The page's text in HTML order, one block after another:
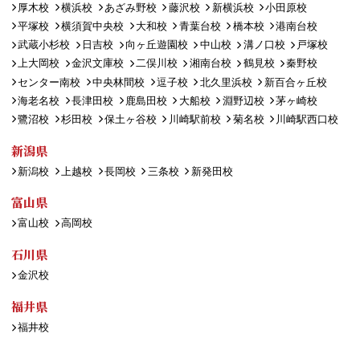
厚木校 横浜校 あざみ野校 藤沢校 新横浜校
小田原校
平塚校
横須賀中央校 大和校 青葉台校 橋本校
港南台校
武蔵小杉校
日吉校 向ヶ丘遊園校 中山校 溝ノ口校
戸塚校
上大岡校
金沢文庫校 二俣川校 湘南台校 鶴見校
秦野校
センター南校
中央林間校 逗子校 北久里浜校
新百合ヶ丘校
海老名校
長津田校 鹿島田校 大船校 淵野辺校
茅ヶ崎校
鷺沼校
杉田校 保土ヶ谷校 川崎駅前校 菊名校 川崎駅西口校
新潟県
新潟校 上越校 長岡校 三条校 新発田校
富山県
富山校 高岡校
石川県
金沢校
福井県
福井校